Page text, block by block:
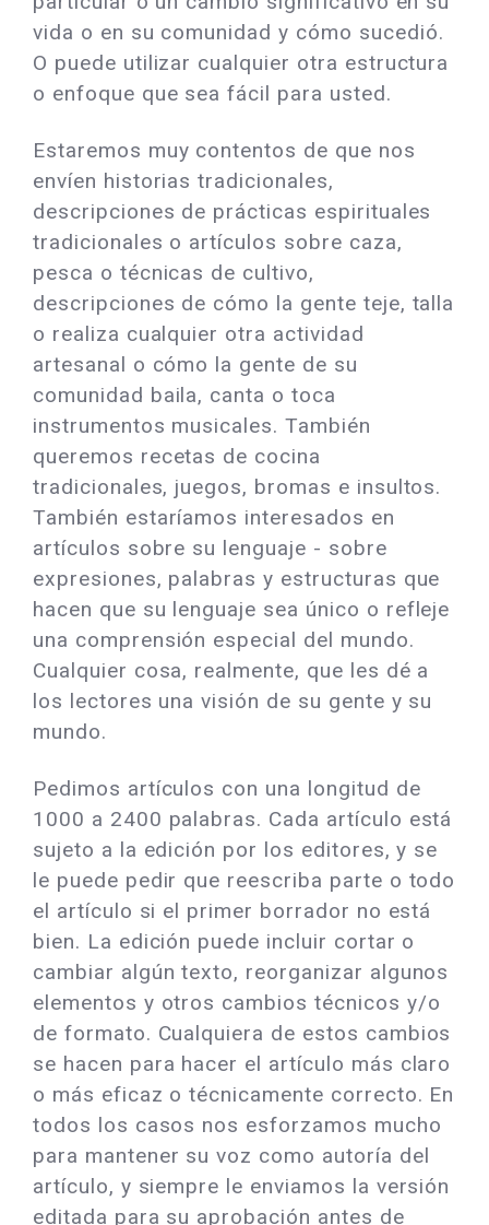
vida o en su comunidad y cómo sucedió.
O puede utilizar cualquier otra estructura
o enfoque que sea fácil para usted.
Estaremos muy contentos de que nos
envíen historias tradicionales,
descripciones de prácticas espirituales
tradicionales o artículos sobre caza,
pesca o técnicas de cultivo,
descripciones de cómo la gente teje, talla
o realiza cualquier otra actividad
artesanal o cómo la gente de su
comunidad baila, canta o toca
instrumentos musicales. También
queremos recetas de cocina
tradicionales, juegos, bromas e insultos.
También estaríamos interesados ​​en
artículos sobre su lenguaje - sobre
expresiones, palabras y estructuras que
hacen que su lenguaje sea único o refleje
una comprensión especial del mundo.
Cualquier cosa, realmente, que les dé a
los lectores una visión de su gente y su
mundo.
Pedimos artículos con una longitud de
1000 a 2400 palabras. Cada artículo está
sujeto a la edición por los editores, y se
le puede pedir que reescriba parte o todo
el artículo si el primer borrador no está
bien. La edición puede incluir cortar o
cambiar algún texto, reorganizar algunos
elementos y otros cambios técnicos y/o
de formato. Cualquiera de estos cambios
se hacen para hacer el artículo más claro
o más eficaz o técnicamente correcto. En
todos los casos nos esforzamos mucho
para mantener su voz como autoría del
artículo, y siempre le enviamos la versión
editada para su aprobación antes de